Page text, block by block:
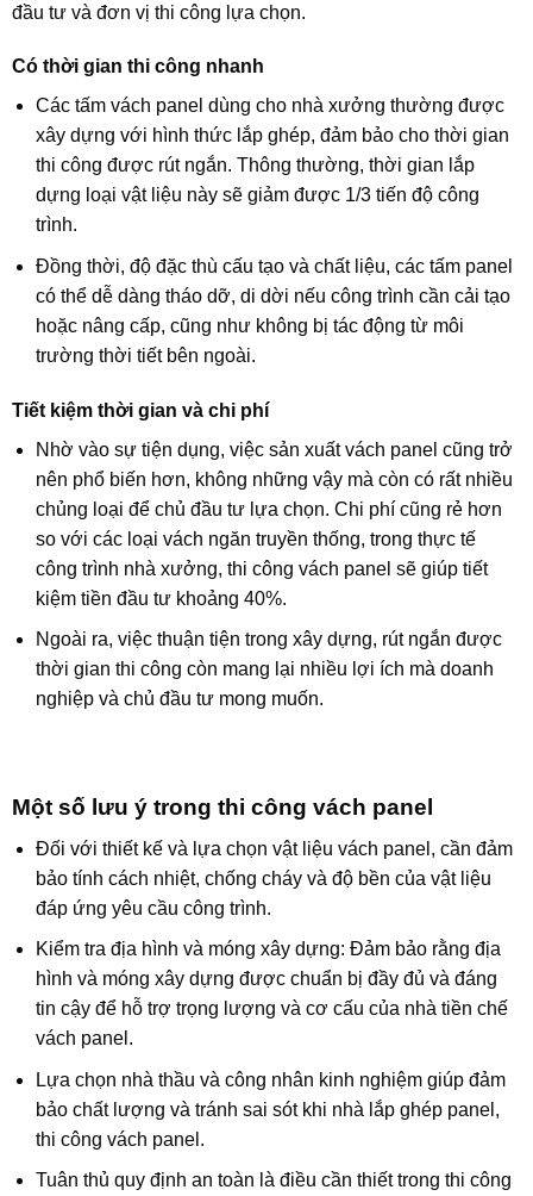
đầu tư và đơn vị thi công lựa chọn.
Có thời gian thi công nhanh
Các tấm vách panel dùng cho nhà xưởng thường được
xây dựng với hình thức lắp ghép, đảm bảo cho thời gian
thi công được rút ngắn. Thông thường, thời gian lắp
dựng loại vật liệu này sẽ giảm được 1/3 tiến độ công
trình.
Đồng thời, độ đặc thù cấu tạo và chất liệu, các tấm panel
có thể dễ dàng tháo dỡ, di dời nếu công trình cần cải tạo
hoặc nâng cấp, cũng như không bị tác động từ môi
trường thời tiết bên ngoài.
Tiết kiệm thời gian và chi phí
Nhờ vào sự tiện dụng, việc sản xuất vách panel cũng trở
nên phổ biến hơn, không những vậy mà còn có rất nhiều
chủng loại để chủ đầu tư lựa chọn. Chi phí cũng rẻ hơn
so với các loại vách ngăn truyền thống, trong thực tế
công trình nhà xưởng, thi công vách panel sẽ giúp tiết
kiệm tiền đầu tư khoảng 40%.
Ngoài ra, việc thuận tiện trong xây dựng, rút ngắn được
thời gian thi công còn mang lại nhiều lợi ích mà doanh
nghiệp và chủ đầu tư mong muốn.
Một số lưu ý trong thi công vách panel
Đối với thiết kế và lựa chọn vật liệu vách panel, cần đảm
bảo tính cách nhiệt, chống cháy và độ bền của vật liệu
đáp ứng yêu cầu công trình.
Kiểm tra địa hình và móng xây dựng: Đảm bảo rằng địa
hình và móng xây dựng được chuẩn bị đầy đủ và đáng
tin cậy để hỗ trợ trọng lượng và cơ cấu của nhà tiền chế
vách panel.
Lựa chọn nhà thầu và công nhân kinh nghiệm giúp đảm
bảo chất lượng và tránh sai sót khi nhà lắp ghép panel,
thi công vách panel.
Tuân thủ quy định an toàn là điều cần thiết trong thi công